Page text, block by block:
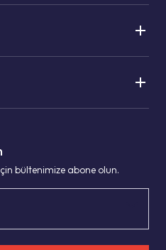
bültenimize abone olun.